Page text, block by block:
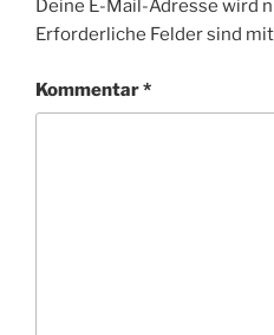
Deine E-Mail-Adresse wird
Erforderliche Felder sind mit
Kommentar*